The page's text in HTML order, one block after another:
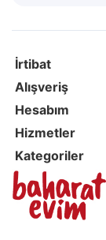
İrtibat
Alışveriş
Hesabım
Hizmetler
Kategoriler